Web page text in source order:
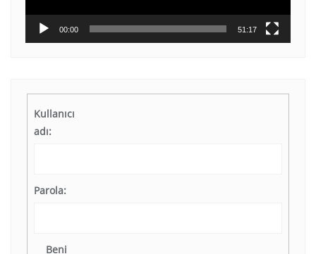
00:00 51:17
Kullanıcı
adı:
Parola:
Beni